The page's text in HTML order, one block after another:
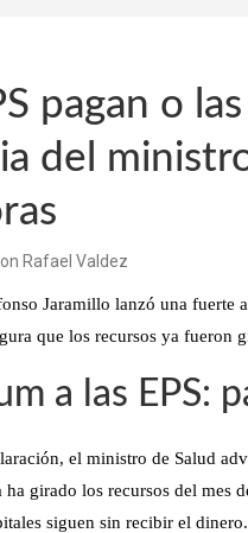
pagan o
del
Rafael Valdez
Jaramillo lanzó una fuerte
que los recursos ya fueron
a las EPS:
el ministro de Salud
girado los recursos del mes
siguen sin recibir el dinero.